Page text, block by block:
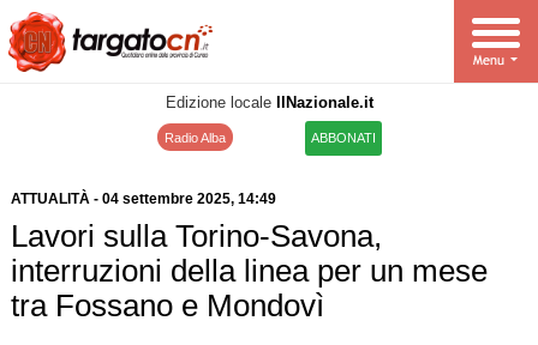
Edizione locale IlNazionale.it
Radio Alba ABBONATI
ATTUALITÀ- 04 settembre 2025, 14:49
Lavori sulla Torino-Savona,
interruzioni della linea per un mese
tra Fossano e Mondovì